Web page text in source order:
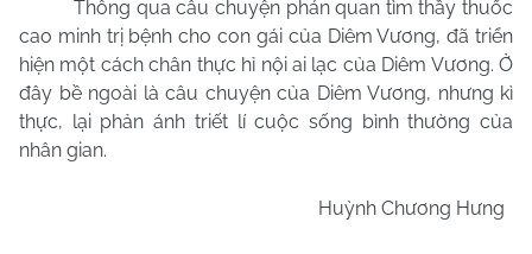
Thông qua câu chuyện phán quan tìm thầy thuốc
cao minh trị bệnh cho con gái của Diêm Vương, đã triển
hiện một cách chân thực hỉ nội ai lạc của Diêm Vương. Ở
đây bề ngoài là câu chuyện của Diêm Vương, nhưng kì
thực, lại phản ánh triết lí cuộc sống bình thường của
nhân gian.
Huỳnh Chương Hưng